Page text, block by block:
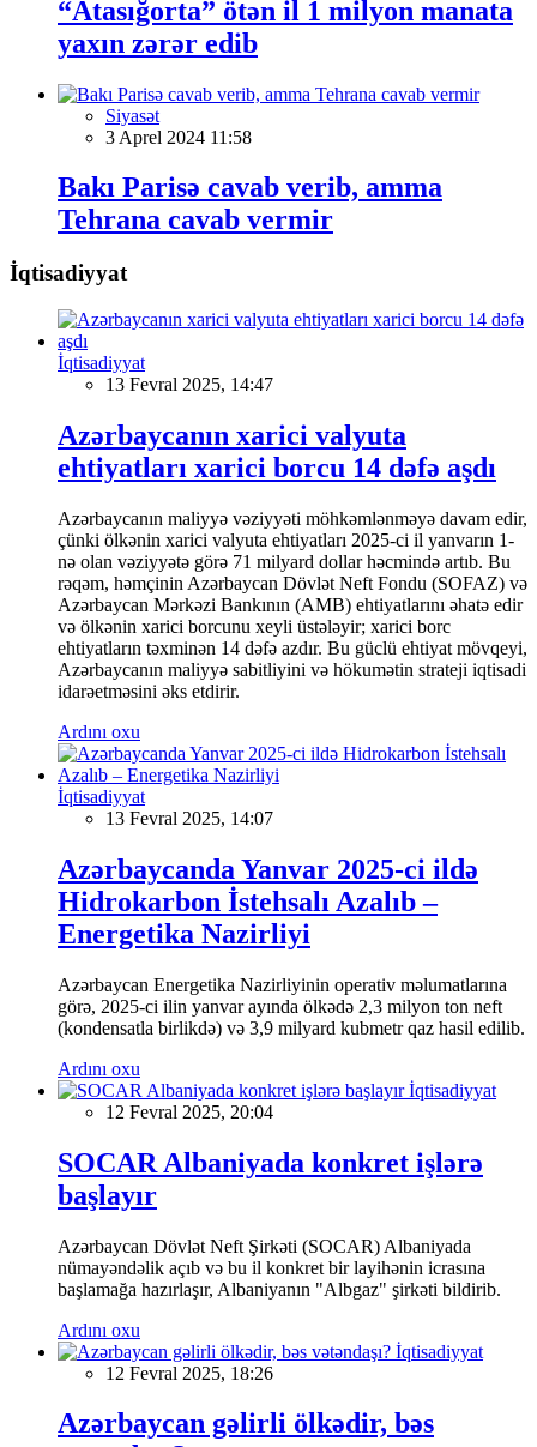
“Atasığorta” ötən il 1 milyon manata
yaxın zərər edib
Siyasət
3 Aprel 2024 11:58
Bakı Parisə cavab verib, amma
Tehrana cavab vermir
İqtisadiyyat
İqtisadiyyat
13 Fevral 2025, 14:47
Azərbaycanın xarici valyuta
ehtiyatları xarici borcu 14 dəfə aşdı
Azərbaycanın maliyyə vəziyyəti möhkəmlənməyə davam edir,
çünki ölkənin xarici valyuta ehtiyatları 2025-ci il yanvarın 1-
nə olan vəziyyətə görə 71 milyard dollar həcmində artıb. Bu
rəqəm, həmçinin Azərbaycan Dövlət Neft Fondu (SOFAZ) və
Azərbaycan Mərkəzi Bankının (AMB) ehtiyatlarını əhatə edir
və ölkənin xarici borcunu xeyli üstələyir; xarici borc
ehtiyatların təxminən 14 dəfə azdır. Bu güclü ehtiyat mövqeyi,
Azərbaycanın maliyyə sabitliyini və hökumətin strateji iqtisadi
idarəetməsini əks etdirir.
Ardını oxu
İqtisadiyyat
13 Fevral 2025, 14:07
Azərbaycanda Yanvar 2025-ci ildə
Hidrokarbon İstehsalı Azalıb –
Energetika Nazirliyi
Azərbaycan Energetika Nazirliyinin operativ məlumatlarına
görə, 2025-ci ilin yanvar ayında ölkədə 2,3 milyon ton neft
(kondensatla birlikdə) və 3,9 milyard kubmetr qaz hasil edilib.
Ardını oxu
İqtisadiyyat
12 Fevral 2025, 20:04
SOCAR Albaniyada konkret işlərə
başlayır
Azərbaycan Dövlət Neft Şirkəti (SOCAR) Albaniyada
nümayəndəlik açıb və bu il konkret bir layihənin icrasına
başlamağa hazırlaşır, Albaniyanın "Albgaz" şirkəti bildirib.
Ardını oxu
İqtisadiyyat
12 Fevral 2025, 18:26
Azərbaycan gəlirli ölkədir, bəs